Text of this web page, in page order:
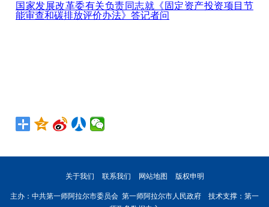
国家发展改革委有关负责同志就《固定资产投资项目节
能审查和碳排放评价办法》答记者问
关于我们 联系我们 网站地图 版权申明
主办：中共第一师阿拉尔市委员会 第一师阿拉尔市人民政府 技术支撑：第一